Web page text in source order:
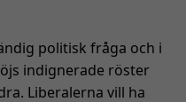
politisk fråga och i
indignerade röster
Liberalerna vill ha